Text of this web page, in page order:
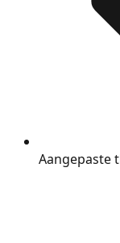
Aangepaste